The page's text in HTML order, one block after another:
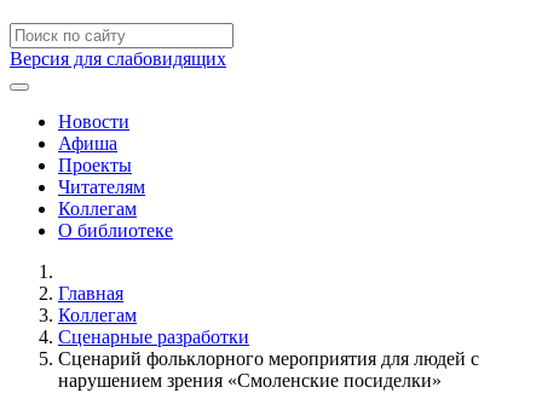
Версия для слабовидящих
Новости
Афиша
Проекты
Читателям
Коллегам
О библиотеке
Главная
Коллегам
Сценарные разработки
Сценарий фольклорного мероприятия для людей с
нарушением зрения «Смоленские посиделки»